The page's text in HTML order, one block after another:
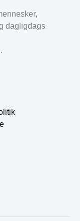
dagligdags